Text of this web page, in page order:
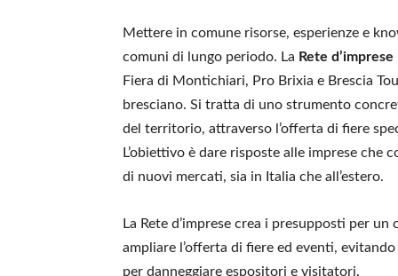
Mettere in comune risorse, esperienze e
comuni di lungo periodo. La Rete d’imprese
Fiera di Montichiari, Pro Brixia e Brescia
bresciano. Si tratta di uno strumento
del territorio, attraverso l’offerta di fiere
L’obiettivo è dare risposte alle imprese
di nuovi mercati, sia in Italia che all’estero.
La Rete d’imprese crea i presupposti per
ampliare l’offerta di fiere ed eventi,
per danneggiare espositori e visitatori.